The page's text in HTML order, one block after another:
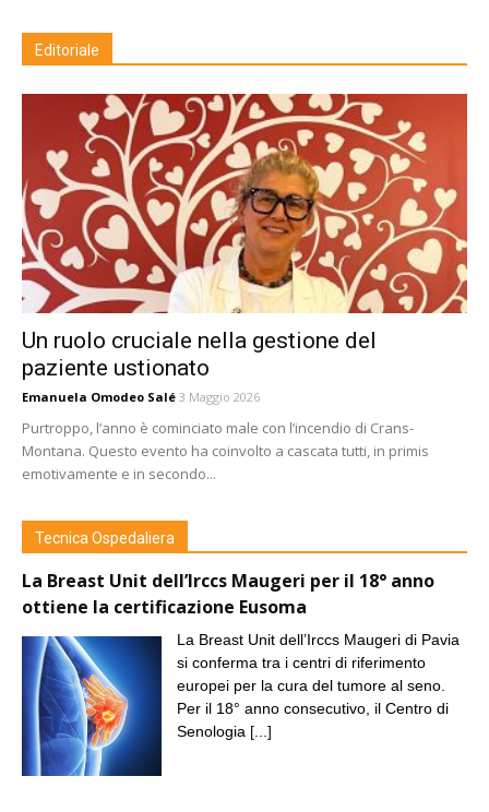
Editoriale
Un ruolo cruciale nella gestione del
paziente ustionato
Emanuela Omodeo Salé 3 Maggio 2026
Purtroppo, l’anno è cominciato male con l’incendio di Crans-
Montana. Questo evento ha coinvolto a cascata tutti, in primis
emotivamente e in secondo...
Tecnica Ospedaliera
La Breast Unit dell’Irccs Maugeri per il 18° anno
ottiene la certificazione Eusoma
La Breast Unit dell’Irccs Maugeri di Pavia
si conferma tra i centri di riferimento
europei per la cura del tumore al seno.
Per il 18° anno consecutivo, il Centro di
Senologia [...]